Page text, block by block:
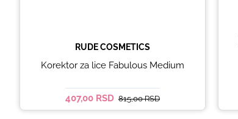
RUDE COSMETICS
Korektor za lice Fabulous Medium
407,00 RSD 815,00 RSD